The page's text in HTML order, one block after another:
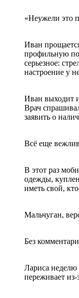
«Неужели это
Иван
профильную
серьезное:
настроение у
Иван выходит
Врач
заявить о
Всё еще
В этот раз
одежды,
иметь свой,
Мальчуган,
Без
Лариса неделю
переживает